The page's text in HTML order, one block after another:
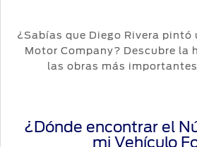
¿Sabías que Diego Rivera pintó
Motor Company? Descubre la
las obras más
¿Dónde encontrar el
mi Vehículo